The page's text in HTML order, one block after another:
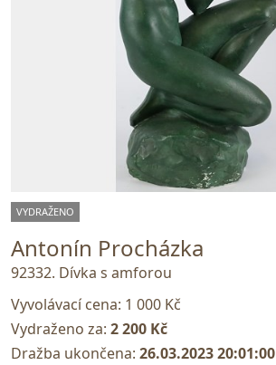
VYDRAŽENO
Antonín Procházka
92332. Dívka s amforou
Vyvolávací cena: 1 000 Kč
Vydraženo za: 2 200 Kč
Dražba ukončena: 26.03.2023 20:01:00